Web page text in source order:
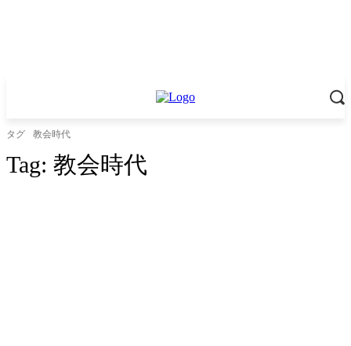
タグ 教会時代
Tag: 教会時代